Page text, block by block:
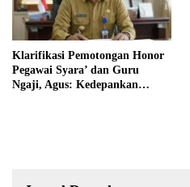
Klarifikasi Pemotongan Honor
Pegawai Syara’ dan Guru
Ngaji, Agus: Kedepankan